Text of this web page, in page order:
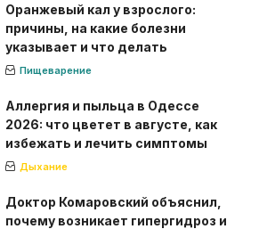
Оранжевый кал у взрослого:
причины, на какие болезни
указывает и что делать
Пищеварение
Аллергия и пыльца в Одессе
2026: что цветет в августе, как
избежать и лечить симптомы
Дыхание
Доктор Комаровский объяснил,
почему возникает гипергидроз и